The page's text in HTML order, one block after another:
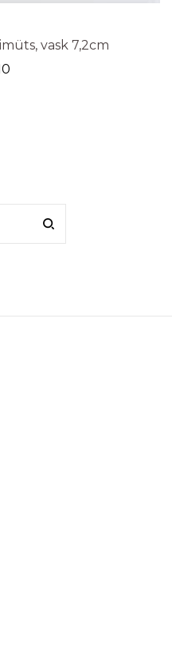
vask 7,2cm